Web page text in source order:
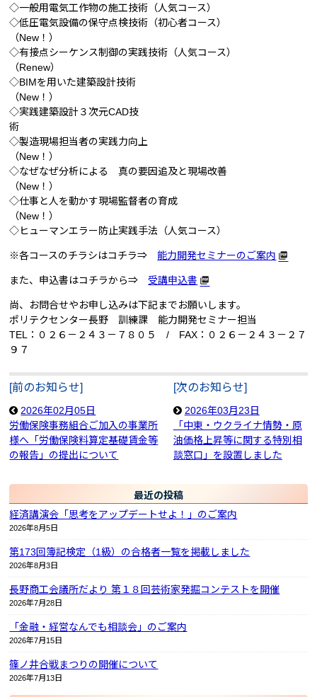
◇一般用電気工作物の施工技術（人気コース）
◇低圧電気設備の保守点検技術（初心者コース）
（New！
◇有接点シーケンス制御の実践技術（人気コース）
（Renew
◇BIMを用いた建築設計技術
（New
◇実践建築設計３次元CAD技
◇製造現場担当者の実践力向上
（New
◇なぜなぜ分析による 真の要因追及と現場改善
（New！
◇仕事と人を動かす現場監督者の育成
（New
◇ヒューマンエラー防止実践手法（人気コース）
※各コースのチラシはコチラ⇒能力開発セミナーのご案内
また、申込書はコチラから⇒ 受講申込書
尚、お問合せやお申し込みは下記までお願いします。
ポリテクセンター長野 訓練課 能力開発セミナー担当
TEL：０２６－２４３－７８０５ / FAX：０２６－２４３－２７
９７
[前のお知らせ]
2026年02月05日
労働保険事務組合ご加入の事業所
様へ「労働保険料算定基礎賃金等
の報告」の提出について
[次のお知らせ]
2026年03月23日
「中東・ウクライナ情勢・原
油価格上昇等に関する特別相
談窓口」を設置しました
最近の投稿
経済講演会「思考をアップデートせよ！」のご案内
2026年8月5日
第173回簿記検定（1級）の合格者一覧を掲載しました
2026年8月3日
長野商工会議所だより 第１８回芸術家発掘コンテストを開催
2026年7月28日
「金融・経営なんでも相談会」のご案内
2026年7月15日
篠ノ井合戦まつりの開催について
2026年7月13日